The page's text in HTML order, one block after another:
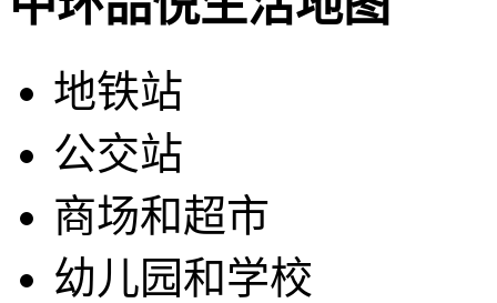
地铁站
公交站
商场和超市
幼儿园和学校